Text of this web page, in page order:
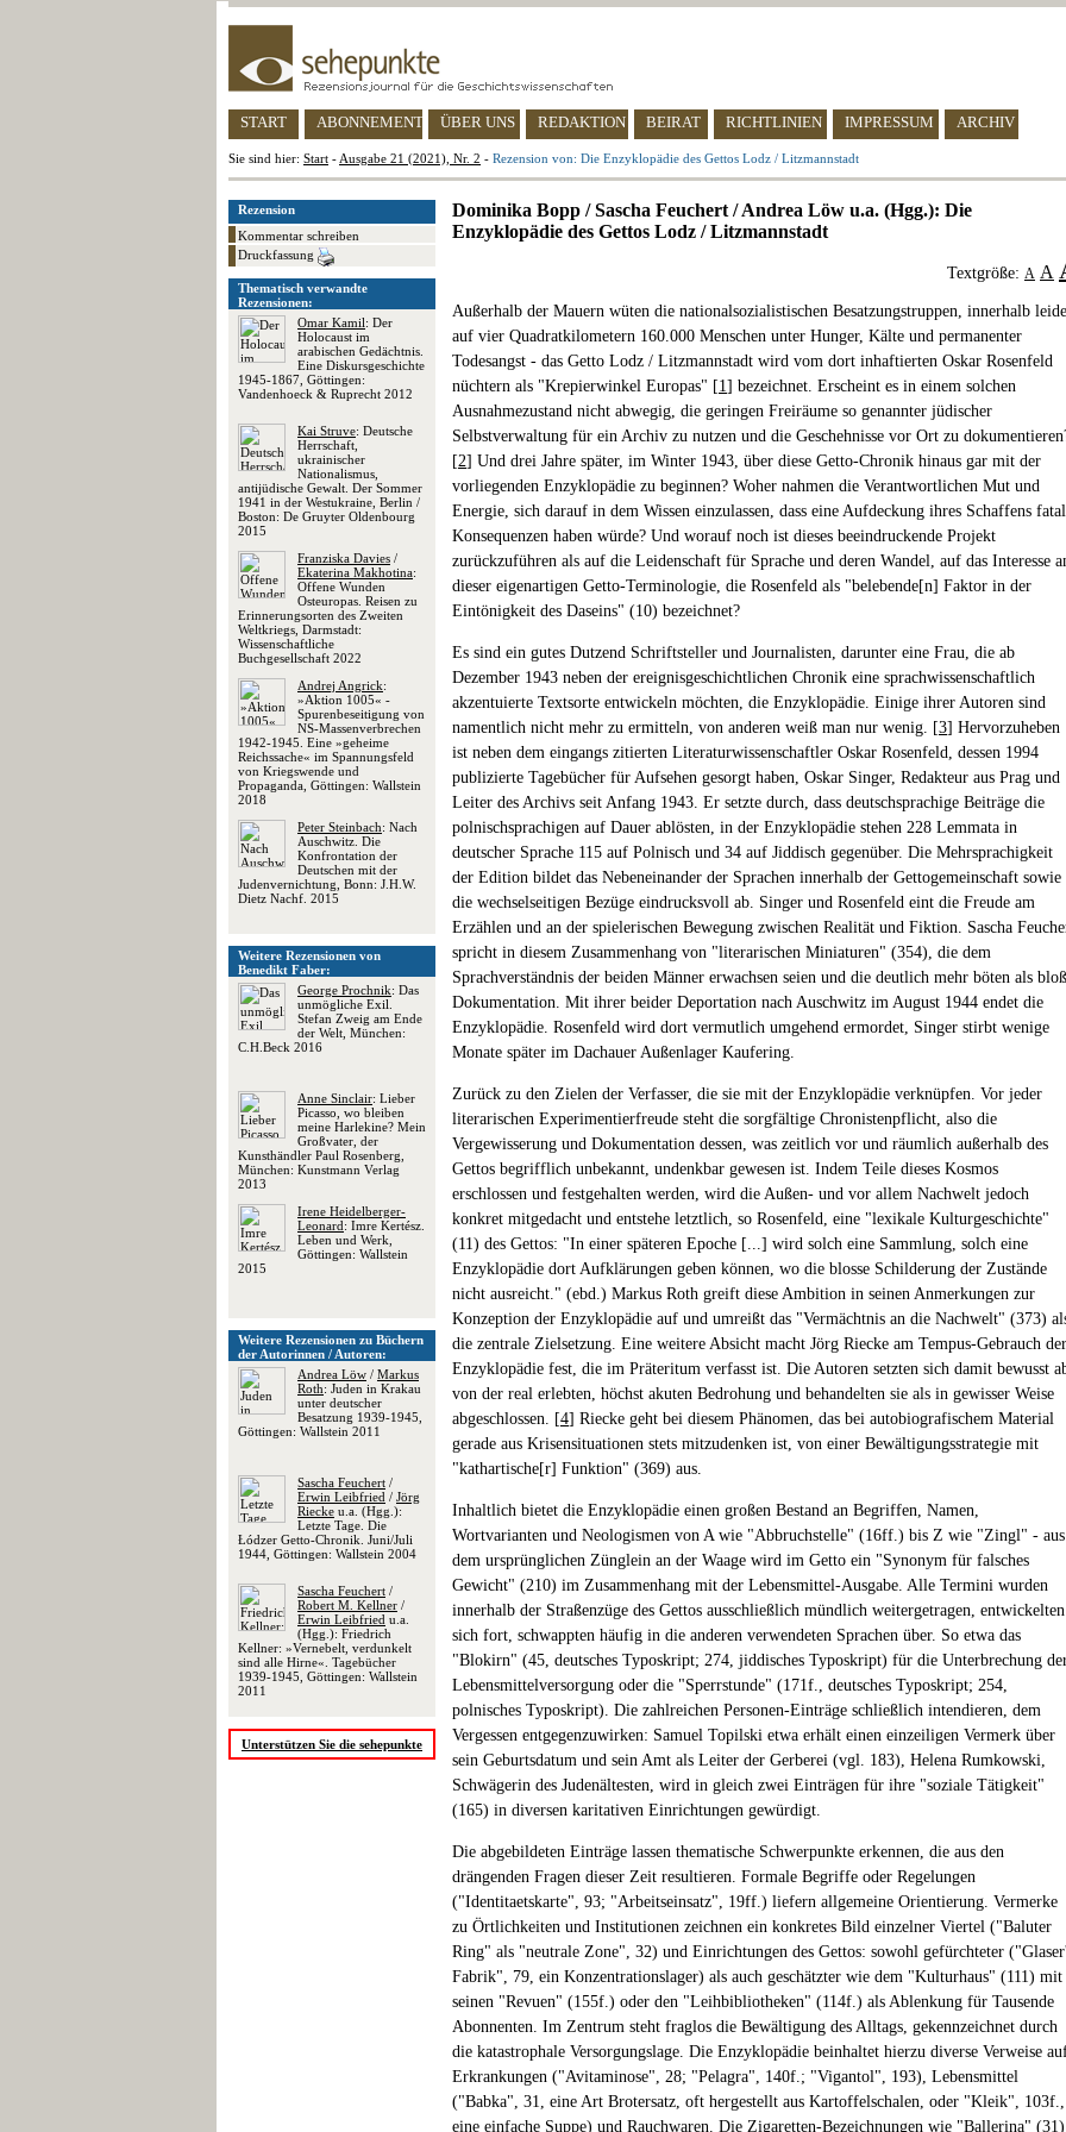
START ABONNEMENT ÜBER UNS REDAKTION BEIRAT RICHTLINIEN IMPRESSUM ARCHIV
Sie sind hier: Start - Ausgabe 21 (2021), Nr. 2 - Rezension von: Die Enzyklopädie des Gettos Lodz / Litzmannstadt
Rezension
Kommentar schreiben
Druckfassung
Thematisch verwandte
Rezensionen:
Omar Kamil: Der
Holocaust im
arabischen Gedächtnis.
Eine Diskursgeschichte
1945-1867, Göttingen:
Vandenhoeck & Ruprecht 2012
Kai Struve: Deutsche
Herrschaft,
ukrainischer
Nationalismus,
antijüdische Gewalt. Der Sommer
1941 in der Westukraine, Berlin /
Boston: De Gruyter Oldenbourg
2015
Franziska Davies /
Ekaterina Makhotina:
Offene Wunden
Osteuropas. Reisen zu
Erinnerungsorten des Zweiten
Weltkriegs, Darmstadt:
Wissenschaftliche
Buchgesellschaft 2022
Andrej Angrick:
»Aktion 1005« -
Spurenbeseitigung von
NS-Massenverbrechen
1942-1945. Eine »geheime
Reichssache« im Spannungsfeld
von Kriegswende und
Propaganda, Göttingen: Wallstein
2018
Peter Steinbach: Nach
Auschwitz. Die
Konfrontation der
Deutschen mit der
Judenvernichtung, Bonn: J.H.W.
Dietz Nachf. 2015
Weitere Rezensionen von
Benedikt Faber:
George Prochnik: Das
unmögliche Exil.
Stefan Zweig am Ende
der Welt, München:
C.H.Beck 2016
Anne Sinclair: Lieber
Picasso, wo bleiben
meine Harlekine? Mein
Großvater, der
Kunsthändler Paul Rosenberg,
München: Kunstmann Verlag
2013
Irene Heidelberger-
Leonard: Imre Kertész.
Leben und Werk,
Göttingen: Wallstein
2015
Weitere Rezensionen zu Büchern
der Autorinnen / Autoren:
Andrea Löw / Markus
Roth: Juden in Krakau
unter deutscher
Besatzung 1939-1945,
Göttingen: Wallstein 2011
Sascha Feuchert /
Erwin Leibfried / Jörg
Riecke u.a. (Hgg.):
Letzte Tage. Die
Łódzer Getto-Chronik. Juni/Juli
1944, Göttingen: Wallstein 2004
Sascha Feuchert /
Robert M. Kellner /
Erwin Leibfried u.a.
(Hgg.): Friedrich
Kellner: »Vernebelt, verdunkelt
sind alle Hirne«. Tagebücher
1939-1945, Göttingen: Wallstein
2011
Unterstützen Sie die sehepunkte
Dominika Bopp / Sascha Feuchert / Andrea Löw u.a. (Hgg.): Die
Enzyklopädie des Gettos Lodz / Litzmannstadt
Textgröße: A A
Außerhalb der Mauern wüten die nationalsozialistischen Besatzungstruppen, innerhalb
auf vier Quadratkilometern 160.000 Menschen unter Hunger, Kälte und permanenter
Todesangst - das Getto Lodz / Litzmannstadt wird vom dort inhaftierten Oskar Rosenfeld
nüchtern als "Krepierwinkel Europas" [1] bezeichnet. Erscheint es in einem solchen
Ausnahmezustand nicht abwegig, die geringen Freiräume so genannter jüdischer
Selbstverwaltung für ein Archiv zu nutzen und die Geschehnisse vor Ort zu
[2] Und drei Jahre später, im Winter 1943, über diese Getto-Chronik hinaus gar mit der
vorliegenden Enzyklopädie zu beginnen? Woher nahmen die Verantwortlichen Mut und
Energie, sich darauf in dem Wissen einzulassen, dass eine Aufdeckung ihres Schaffens
Konsequenzen haben würde? Und worauf noch ist dieses beeindruckende Projekt
zurückzuführen als auf die Leidenschaft für Sprache und deren Wandel, auf das Interesse
dieser eigenartigen Getto-Terminologie, die Rosenfeld als "belebende[n] Faktor in der
Eintönigkeit des Daseins" (10) bezeichnet?
Es sind ein gutes Dutzend Schriftsteller und Journalisten, darunter eine Frau, die ab
Dezember 1943 neben der ereignisgeschichtlichen Chronik eine sprachwissenschaftlich
akzentuierte Textsorte entwickeln möchten, die Enzyklopädie. Einige ihrer Autoren sind
namentlich nicht mehr zu ermitteln, von anderen weiß man nur wenig. [3] Hervorzuheben
ist neben dem eingangs zitierten Literaturwissenschaftler Oskar Rosenfeld, dessen 1994
publizierte Tagebücher für Aufsehen gesorgt haben, Oskar Singer, Redakteur aus Prag und
Leiter des Archivs seit Anfang 1943. Er setzte durch, dass deutschsprachige Beiträge die
polnischsprachigen auf Dauer ablösten, in der Enzyklopädie stehen 228 Lemmata in
deutscher Sprache 115 auf Polnisch und 34 auf Jiddisch gegenüber. Die Mehrsprachigkeit
der Edition bildet das Nebeneinander der Sprachen innerhalb der Gettogemeinschaft sowie
die wechselseitigen Bezüge eindrucksvoll ab. Singer und Rosenfeld eint die Freude am
Erzählen und an der spielerischen Bewegung zwischen Realität und Fiktion. Sascha
spricht in diesem Zusammenhang von "literarischen Miniaturen" (354), die dem
Sprachverständnis der beiden Männer erwachsen seien und die deutlich mehr böten als
Dokumentation. Mit ihrer beider Deportation nach Auschwitz im August 1944 endet die
Enzyklopädie. Rosenfeld wird dort vermutlich umgehend ermordet, Singer stirbt wenige
Monate später im Dachauer Außenlager Kaufering.
Zurück zu den Zielen der Verfasser, die sie mit der Enzyklopädie verknüpfen. Vor jeder
literarischen Experimentierfreude steht die sorgfältige Chronistenpflicht, also die
Vergewisserung und Dokumentation dessen, was zeitlich vor und räumlich außerhalb des
Gettos begrifflich unbekannt, undenkbar gewesen ist. Indem Teile dieses Kosmos
erschlossen und festgehalten werden, wird die Außen- und vor allem Nachwelt jedoch
konkret mitgedacht und entstehe letztlich, so Rosenfeld, eine "lexikale Kulturgeschichte"
(11) des Gettos: "In einer späteren Epoche [...] wird solch eine Sammlung, solch eine
Enzyklopädie dort Aufklärungen geben können, wo die blosse Schilderung der Zustände
nicht ausreicht." (ebd.) Markus Roth greift diese Ambition in seinen Anmerkungen zur
Konzeption der Enzyklopädie auf und umreißt das "Vermächtnis an die Nachwelt" (373)
die zentrale Zielsetzung. Eine weitere Absicht macht Jörg Riecke am Tempus-Gebrauch der
Enzyklopädie fest, die im Präteritum verfasst ist. Die Autoren setzten sich damit bewusst
von der real erlebten, höchst akuten Bedrohung und behandelten sie als in gewisser Weise
abgeschlossen. [4] Riecke geht bei diesem Phänomen, das bei autobiografischem Material
gerade aus Krisensituationen stets mitzudenken ist, von einer Bewältigungsstrategie mit
"kathartische[r] Funktion" (369) aus.
Inhaltlich bietet die Enzyklopädie einen großen Bestand an Begriffen, Namen,
Wortvarianten und Neologismen von A wie "Abbruchstelle" (16ff.) bis Z wie "Zingl" - aus
dem ursprünglichen Zünglein an der Waage wird im Getto ein "Synonym für falsches
Gewicht" (210) im Zusammenhang mit der Lebensmittel-Ausgabe. Alle Termini wurden
innerhalb der Straßenzüge des Gettos ausschließlich mündlich weitergetragen, entwickelten
sich fort, schwappten häufig in die anderen verwendeten Sprachen über. So etwa das
"Blokirn" (45, deutsches Typoskript; 274, jiddisches Typoskript) für die Unterbrechung
Lebensmittelversorgung oder die "Sperrstunde" (171f., deutsches Typoskript; 254,
polnisches Typoskript). Die zahlreichen Personen-Einträge schließlich intendieren, dem
Vergessen entgegenzuwirken: Samuel Topilski etwa erhält einen einzeiligen Vermerk über
sein Geburtsdatum und sein Amt als Leiter der Gerberei (vgl. 183), Helena Rumkowski,
Schwägerin des Judenältesten, wird in gleich zwei Einträgen für ihre "soziale Tätigkeit"
(165) in diversen karitativen Einrichtungen gewürdigt.
Die abgebildeten Einträge lassen thematische Schwerpunkte erkennen, die aus den
drängenden Fragen dieser Zeit resultieren. Formale Begriffe oder Regelungen
("Identitaetskarte", 93; "Arbeitseinsatz", 19ff.) liefern allgemeine Orientierung. Vermerke
zu Örtlichkeiten und Institutionen zeichnen ein konkretes Bild einzelner Viertel ("Baluter
Ring" als "neutrale Zone", 32) und Einrichtungen des Gettos: sowohl gefürchteter
Fabrik", 79, ein Konzentrationslager) als auch geschätzter wie dem "Kulturhaus" (111) mit
seinen "Revuen" (155f.) oder den "Leihbibliotheken" (114f.) als Ablenkung für Tausende
Abonnenten. Im Zentrum steht fraglos die Bewältigung des Alltags, gekennzeichnet durch
die katastrophale Versorgungslage. Die Enzyklopädie beinhaltet hierzu diverse Verweise
Erkrankungen ("Avitaminose", 28; "Pelagra", 140f.; "Vigantol", 193), Lebensmittel
("Babka", 31, eine Art Brotersatz, oft hergestellt aus Kartoffelschalen, oder "Kleik", 103f.,
eine einfache Suppe) und Rauchwaren. Die Zigaretten-Bezeichnungen wie "Ballerina" (31)